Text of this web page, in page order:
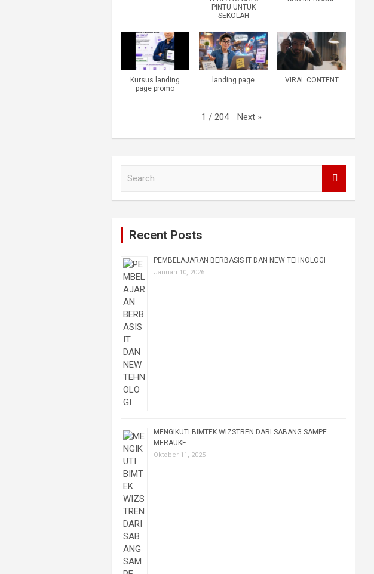
PINTU UNTUK
SEKOLAH
Kursus landing
page promo
landing page VIRAL CONTENT
1 / 204 Next »
Recent Posts
PEMBELAJARAN BERBASIS IT DAN NEW TEHNOLOGI
Januari 10, 2026
MENGIKUTI BIMTEK WIZSTREN DARI SABANG SAMPE
MERAUKE
Oktober 11, 2025